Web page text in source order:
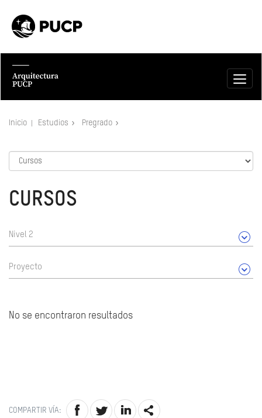
Inicio Estudios Pregrado
CURSOS
Nivel 2
Proyecto
No se encontraron resultados
COMPARTIR VÍA: